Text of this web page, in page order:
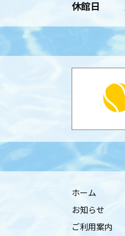
休館日
ホーム
お知らせ
ご利用案内